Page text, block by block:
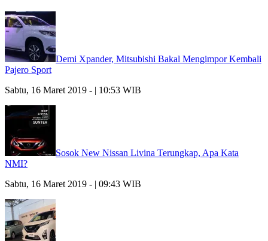
Demi Xpander, Mitsubishi Bakal Mengimpor Kembali
Pajero Sport
Sabtu, 16 Maret 2019 - | 10:53 WIB
Sosok New Nissan Livina Terungkap, Apa Kata
NMI?
Sabtu, 16 Maret 2019 - | 09:43 WIB